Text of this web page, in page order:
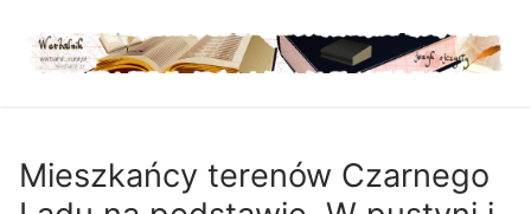
treści
Mieszkańcy terenów Czarnego